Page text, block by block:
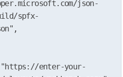
json-
spfx-
enter-your-